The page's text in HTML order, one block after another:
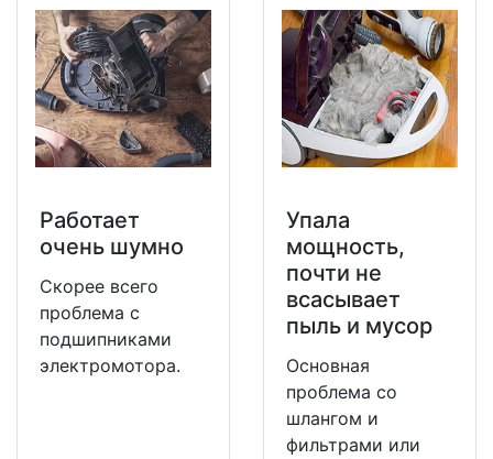
Работает
очень шумно
Скорее всего
проблема с
подшипниками
электромотора.
Упала
мощность,
почти не
всасывает
пыль и мусор
Основная
проблема со
шлангом и
фильтрами или